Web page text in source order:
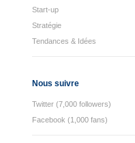
Start-up
Stratégie
Tendances & Idées
Nous suivre
Twitter (7,000 followers)
Facebook (1,000 fans)